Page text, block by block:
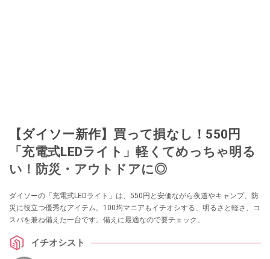
【ダイソー新作】買って損なし！550円
「充電式LEDライト」軽くてめっちゃ明る
い！防災・アウトドアに◎
ダイソーの「充電式LEDライト」は、550円と安価ながら夜道やキャンプ、防
災に役立つ優秀なアイテム。100均マニアもイチオシする、明るさと軽さ、コ
スパを兼ね備えた一台です。備えに最適なので要チェック。
イチオシスト